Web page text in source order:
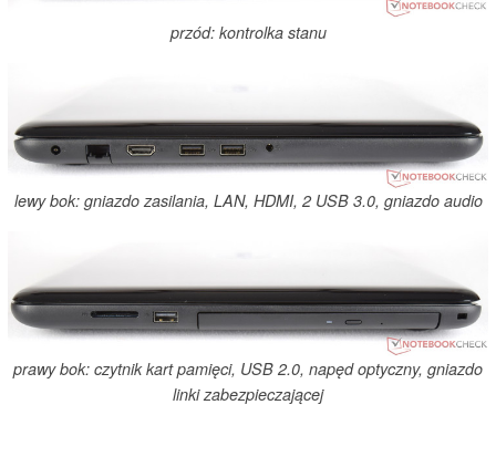
przód: kontrolka stanu
lewy bok: gniazdo zasilania, LAN, HDMI, 2 USB 3.0, gniazdo audio
prawy bok: czytnik kart pamięci, USB 2.0, napęd optyczny, gniazdo
linki zabezpieczającej